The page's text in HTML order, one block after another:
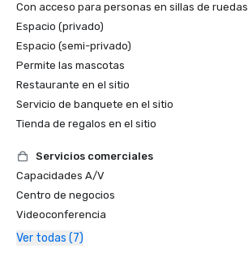
Con acceso para personas en sillas de ruedas
Espacio (privado)
Espacio (semi-privado)
Permite las mascotas
Restaurante en el sitio
Servicio de banquete en el sitio
Tienda de regalos en el sitio
Servicios comerciales
Capacidades A/V
Centro de negocios
Videoconferencia
Ver todas (7)